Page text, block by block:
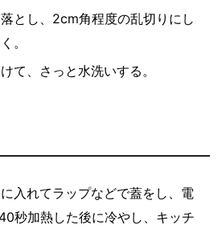
とし、2cm角程度の乱切りにし
。
て、さっと水洗いする。
入れてラップなどで蓋をし、電
秒加熱した後に冷やし、キッチ